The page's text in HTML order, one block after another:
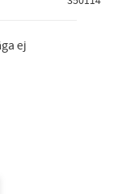
ej